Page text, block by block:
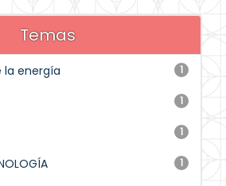
Temas
1
la energía
1
1
1